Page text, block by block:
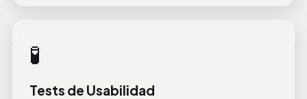
🧪
Tests de Usabilidad